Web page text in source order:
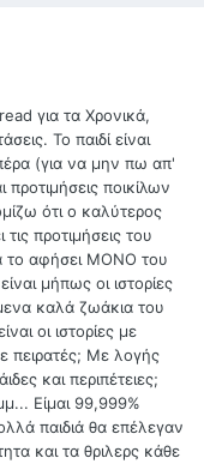
για τα Χρονικά,
Το παιδί είναι
(για να μην πω απ'
προτιμήσεις ποικίλων
ότι ο καλύτερος
προτιμήσεις του
το αφήσει ΜΟΝΟ του
μήπως οι ιστορίες
καλά ζωάκια του
οι ιστορίες με
πειρατές; Με λογής
και περιπέτειες;
Είμαι 99,999%
παιδιά θα επέλεγαν
και τα θριλερς κάθε